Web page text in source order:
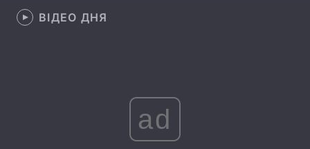
Лонгріди
Вакансії
ВІДЕО ДНЯ
ad